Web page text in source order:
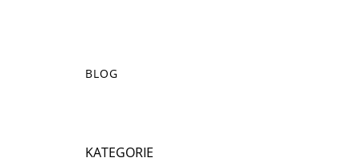
BLOG
KATEGORIE